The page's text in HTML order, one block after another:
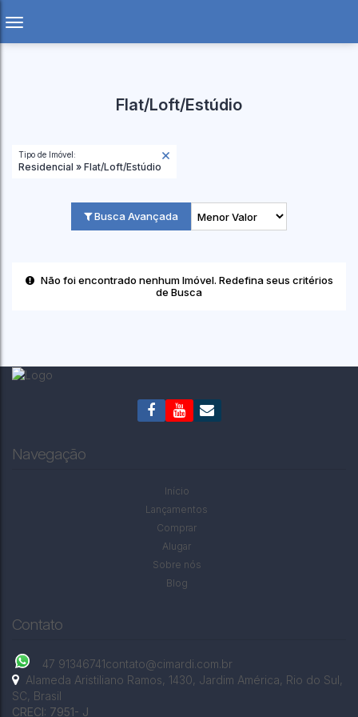
Flat/Loft/Estúdio
Tipo de Imóvel:
Residencial » Flat/Loft/Estúdio
Busca Avançada
Não foi encontrado nenhum Imóvel. Redefina seus critérios
de Busca
Navegação
Início
Lançamentos
Comprar
Alugar
Sobre nós
Blog
Contato
47 91346741contato@cimardi.com.br
Alameda Aristiliano Ramos, 1430, Jardim América, Rio do Sul,
SC, Brasil
CRECI: 7951- J